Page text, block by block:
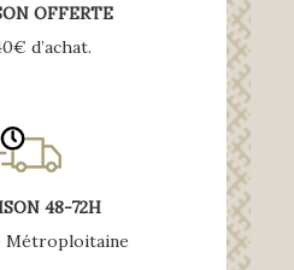
OFFERTE
d’achat.
48-72H
Métroploitaine